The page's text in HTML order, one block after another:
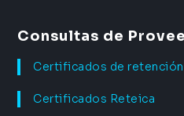
Consultas de
Certificados de
Certificados Reteica